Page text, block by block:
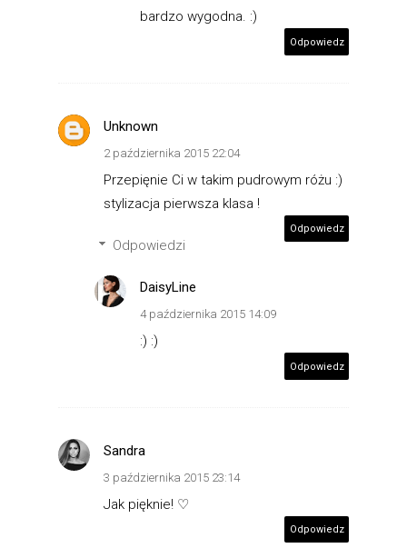
bardzo wygodna. :)
Odpowiedz
Unknown
2 października 2015 22:04
Przepięnie Ci w takim pudrowym różu :)
stylizacja pierwsza klasa !
Odpowiedz
Odpowiedzi
DaisyLine
4 października 2015 14:09
:) :)
Odpowiedz
Sandra
3 października 2015 23:14
Jak pięknie! ♡
Odpowiedz